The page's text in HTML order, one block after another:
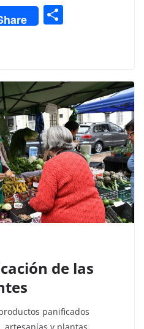
ar
tir
de las
panificados